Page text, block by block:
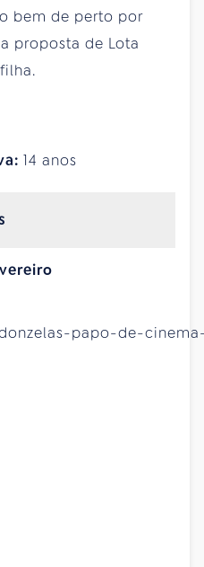
bem de perto por
proposta de Lota
14 anos